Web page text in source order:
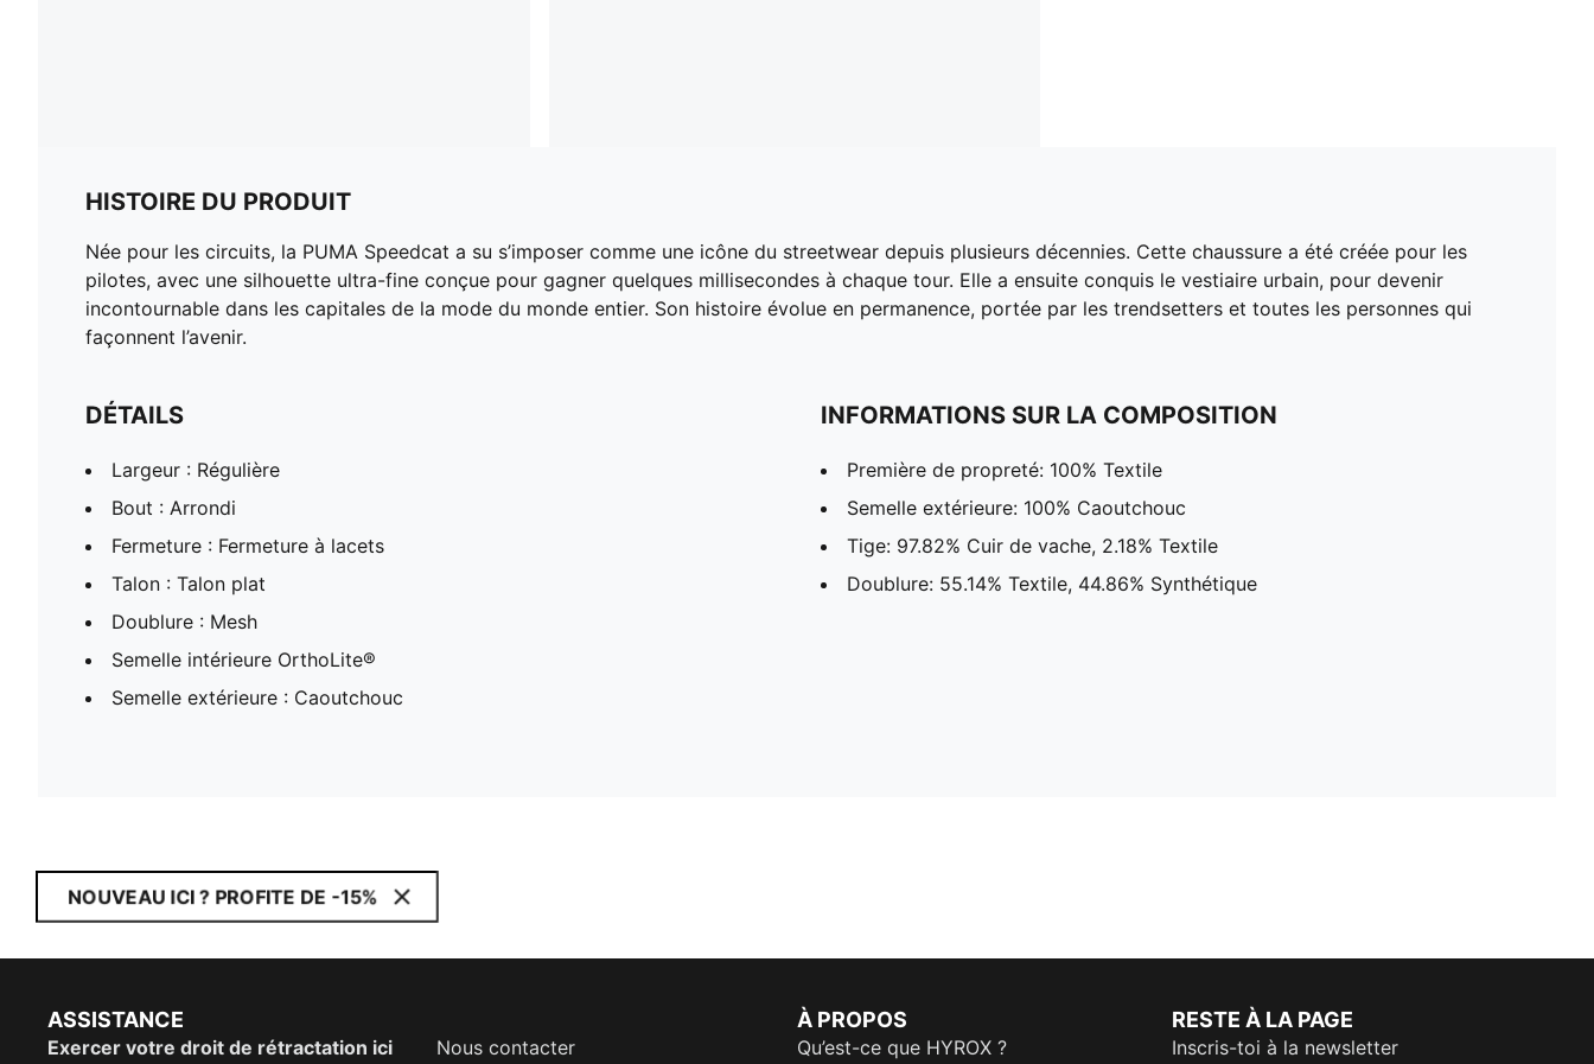
HISTOIRE DU PRODUIT
Née pour les circuits, la PUMA Speedcat a su s’imposer comme une icône du streetwear depuis plusieurs décennies. Cette chaussure a été créée pour les
pilotes, avec une silhouette ultra-fine conçue pour gagner quelques millisecondes à chaque tour. Elle a ensuite conquis le vestiaire urbain, pour devenir
incontournable dans les capitales de la mode du monde entier. Son histoire évolue en permanence, portée par les trendsetters et toutes les personnes qui
façonnent l’avenir.
DÉTAILS
Largeur : Régulière
Bout : Arrondi
Fermeture : Fermeture à lacets
Talon : Talon plat
Doublure : Mesh
Semelle intérieure OrthoLite®
Semelle extérieure : Caoutchouc
INFORMATIONS SUR LA COMPOSITION
Première de propreté: 100% Textile
Semelle extérieure: 100% Caoutchouc
Tige: 97.82% Cuir de vache, 2.18% Textile
Doublure: 55.14% Textile, 44.86% Synthétique
NOUVEAU ICI ? PROFITE DE -15%
ASSISTANCE
Exercer votre droit de rétractation ici Nous contacter
À PROPOS
Qu’est-ce que HYROX ?
RESTE À LA PAGE
Inscris-toi à la newsletter